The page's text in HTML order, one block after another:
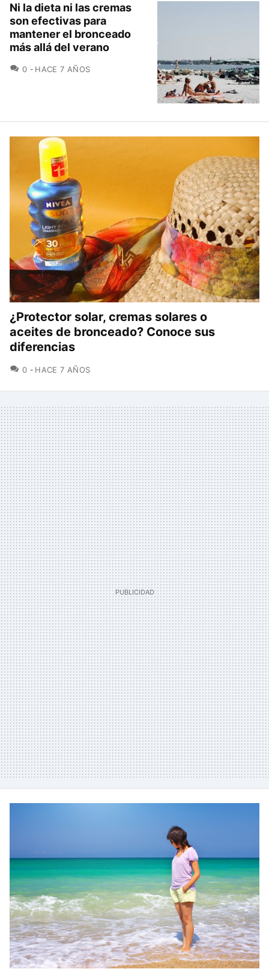
Ni la dieta ni las cremas
son efectivas para
mantener el bronceado
más allá del verano
0 COMENTARIOS
HACE 7 AÑOS
¿Protector solar, cremas solares o
aceites de bronceado? Conoce sus
diferencias
0 COMENTARIOS
HACE 7 AÑOS